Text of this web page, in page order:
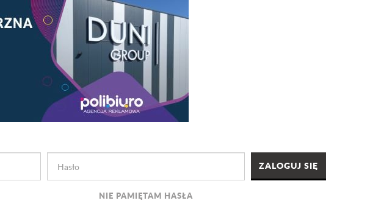
NIE PAMIĘTAM HASŁA